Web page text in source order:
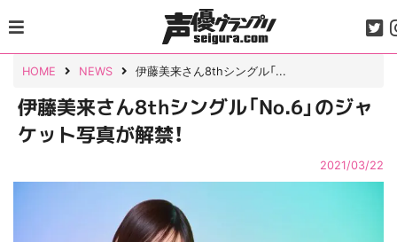
to
content
HOME NEWS 伊藤美来さん8thシングル「...
伊藤美来さん8thシングル「No.6」のジャ
ケット写真が解禁！
2021/03/22